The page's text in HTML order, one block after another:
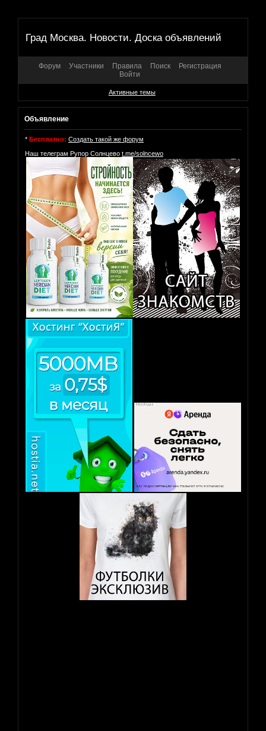
Град Москва. Новости. Доска объявлений
Форум Участники Правила Поиск
Регистрация
Войти
Активные темы
Объявление
* Бесплатно: Создать такой же форум
Наш телеграм Рупор Солнцево t.me/solncewo